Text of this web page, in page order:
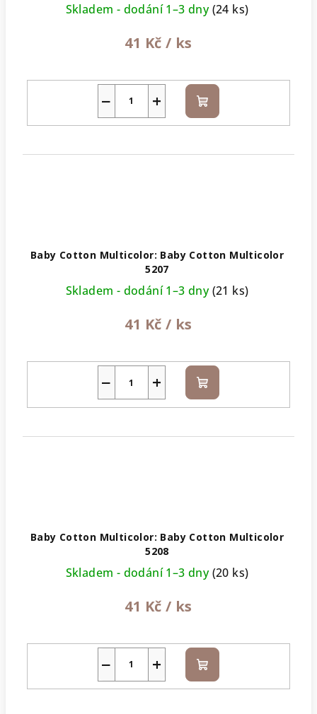
Skladem - dodání 1–3 dny(24 ks)
41 Kč / ks
+
− Do
košíku
Baby Cotton Multicolor: Baby Cotton Multicolor
5207
Skladem - dodání 1–3 dny(21 ks)
41 Kč / ks
+
− Do
košíku
Baby Cotton Multicolor: Baby Cotton Multicolor
5208
Skladem - dodání 1–3 dny(20 ks)
41 Kč / ks
+
− Do
košíku